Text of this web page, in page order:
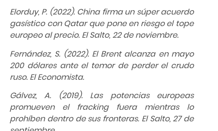
Elorduy, P. (2022). China firma un súper acuerdo
gasístico con Qatar que pone en riesgo el tope
europeo al precio. El Salto, 22 de noviembre.
Fernández, S. (2022). El Brent alcanza en mayo
200 dólares ante el temor de perder el crudo
ruso. El Economista.
Gálvez, A. (2019). Las potencias europeas
promueven el fracking fuera mientras lo
prohíben dentro de sus fronteras. El Salto, 27 de